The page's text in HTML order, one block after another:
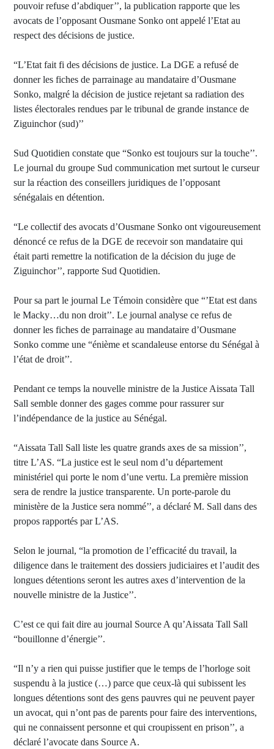
pouvoir refuse d’abdiquer’’, la publication rapporte que les
avocats de l’opposant Ousmane Sonko ont appelé l’Etat au
respect des décisions de justice.
“L’Etat fait fi des décisions de justice. La DGE a refusé de
donner les fiches de parrainage au mandataire d’Ousmane
Sonko, malgré la décision de justice rejetant sa radiation des
listes électorales rendues par le tribunal de grande instance de
Ziguinchor (sud)’’
Sud Quotidien constate que “Sonko est toujours sur la touche’’.
Le journal du groupe Sud communication met surtout le curseur
sur la réaction des conseillers juridiques de l’opposant
sénégalais en détention.
“Le collectif des avocats d’Ousmane Sonko ont vigoureusement
dénoncé ce refus de la DGE de recevoir son mandataire qui
était parti remettre la notification de la décision du juge de
Ziguinchor’’, rapporte Sud Quotidien.
Pour sa part le journal Le Témoin considère que “’Etat est dans
le Macky…du non droit’’. Le journal analyse ce refus de
donner les fiches de parrainage au mandataire d’Ousmane
Sonko comme une “énième et scandaleuse entorse du Sénégal à
l’état de droit’’.
Pendant ce temps la nouvelle ministre de la Justice Aissata Tall
Sall semble donner des gages comme pour rassurer sur
l’indépendance de la justice au Sénégal.
“Aissata Tall Sall liste les quatre grands axes de sa mission’’,
titre L’AS. “La justice est le seul nom d’u département
ministériel qui porte le nom d’une vertu. La première mission
sera de rendre la justice transparente. Un porte-parole du
ministère de la Justice sera nommé’’, a déclaré M. Sall dans des
propos rapportés par L’AS.
Selon le journal, “la promotion de l’efficacité du travail, la
diligence dans le traitement des dossiers judiciaires et l’audit des
longues détentions seront les autres axes d’intervention de la
nouvelle ministre de la Justice’’.
C’est ce qui fait dire au journal Source A qu’Aissata Tall Sall
“bouillonne d’énergie’’.
“Il n’y a rien qui puisse justifier que le temps de l’horloge soit
suspendu à la justice (…) parce que ceux-là qui subissent les
longues détentions sont des gens pauvres qui ne peuvent payer
un avocat, qui n’ont pas de parents pour faire des interventions,
qui ne connaissent personne et qui croupissent en prison’’, a
déclaré l’avocate dans Source A.